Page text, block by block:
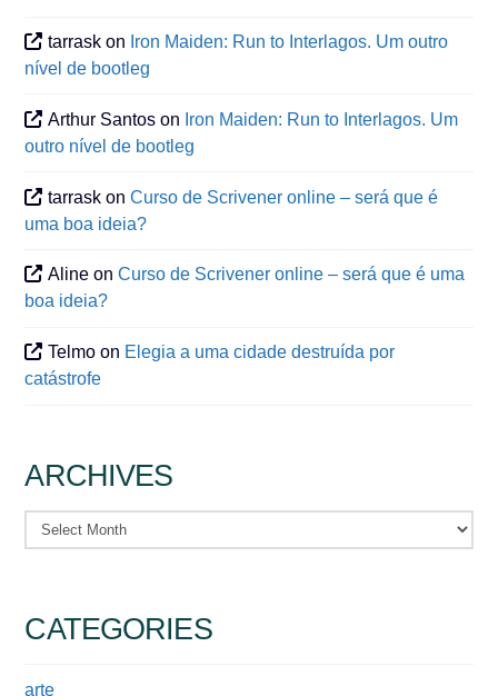
tarrask on Iron Maiden: Run to Interlagos. Um outro
nível de bootleg
Arthur Santos on Iron Maiden: Run to Interlagos. Um
outro nível de bootleg
tarrask onCurso de Scrivener online – será que é
uma boa ideia?
Aline onCurso de Scrivener online – será que é uma
boa ideia?
Telmo on Elegia a uma cidade destruída por
catástrofe
ARCHIVES
Archives
CATEGORIES
arte